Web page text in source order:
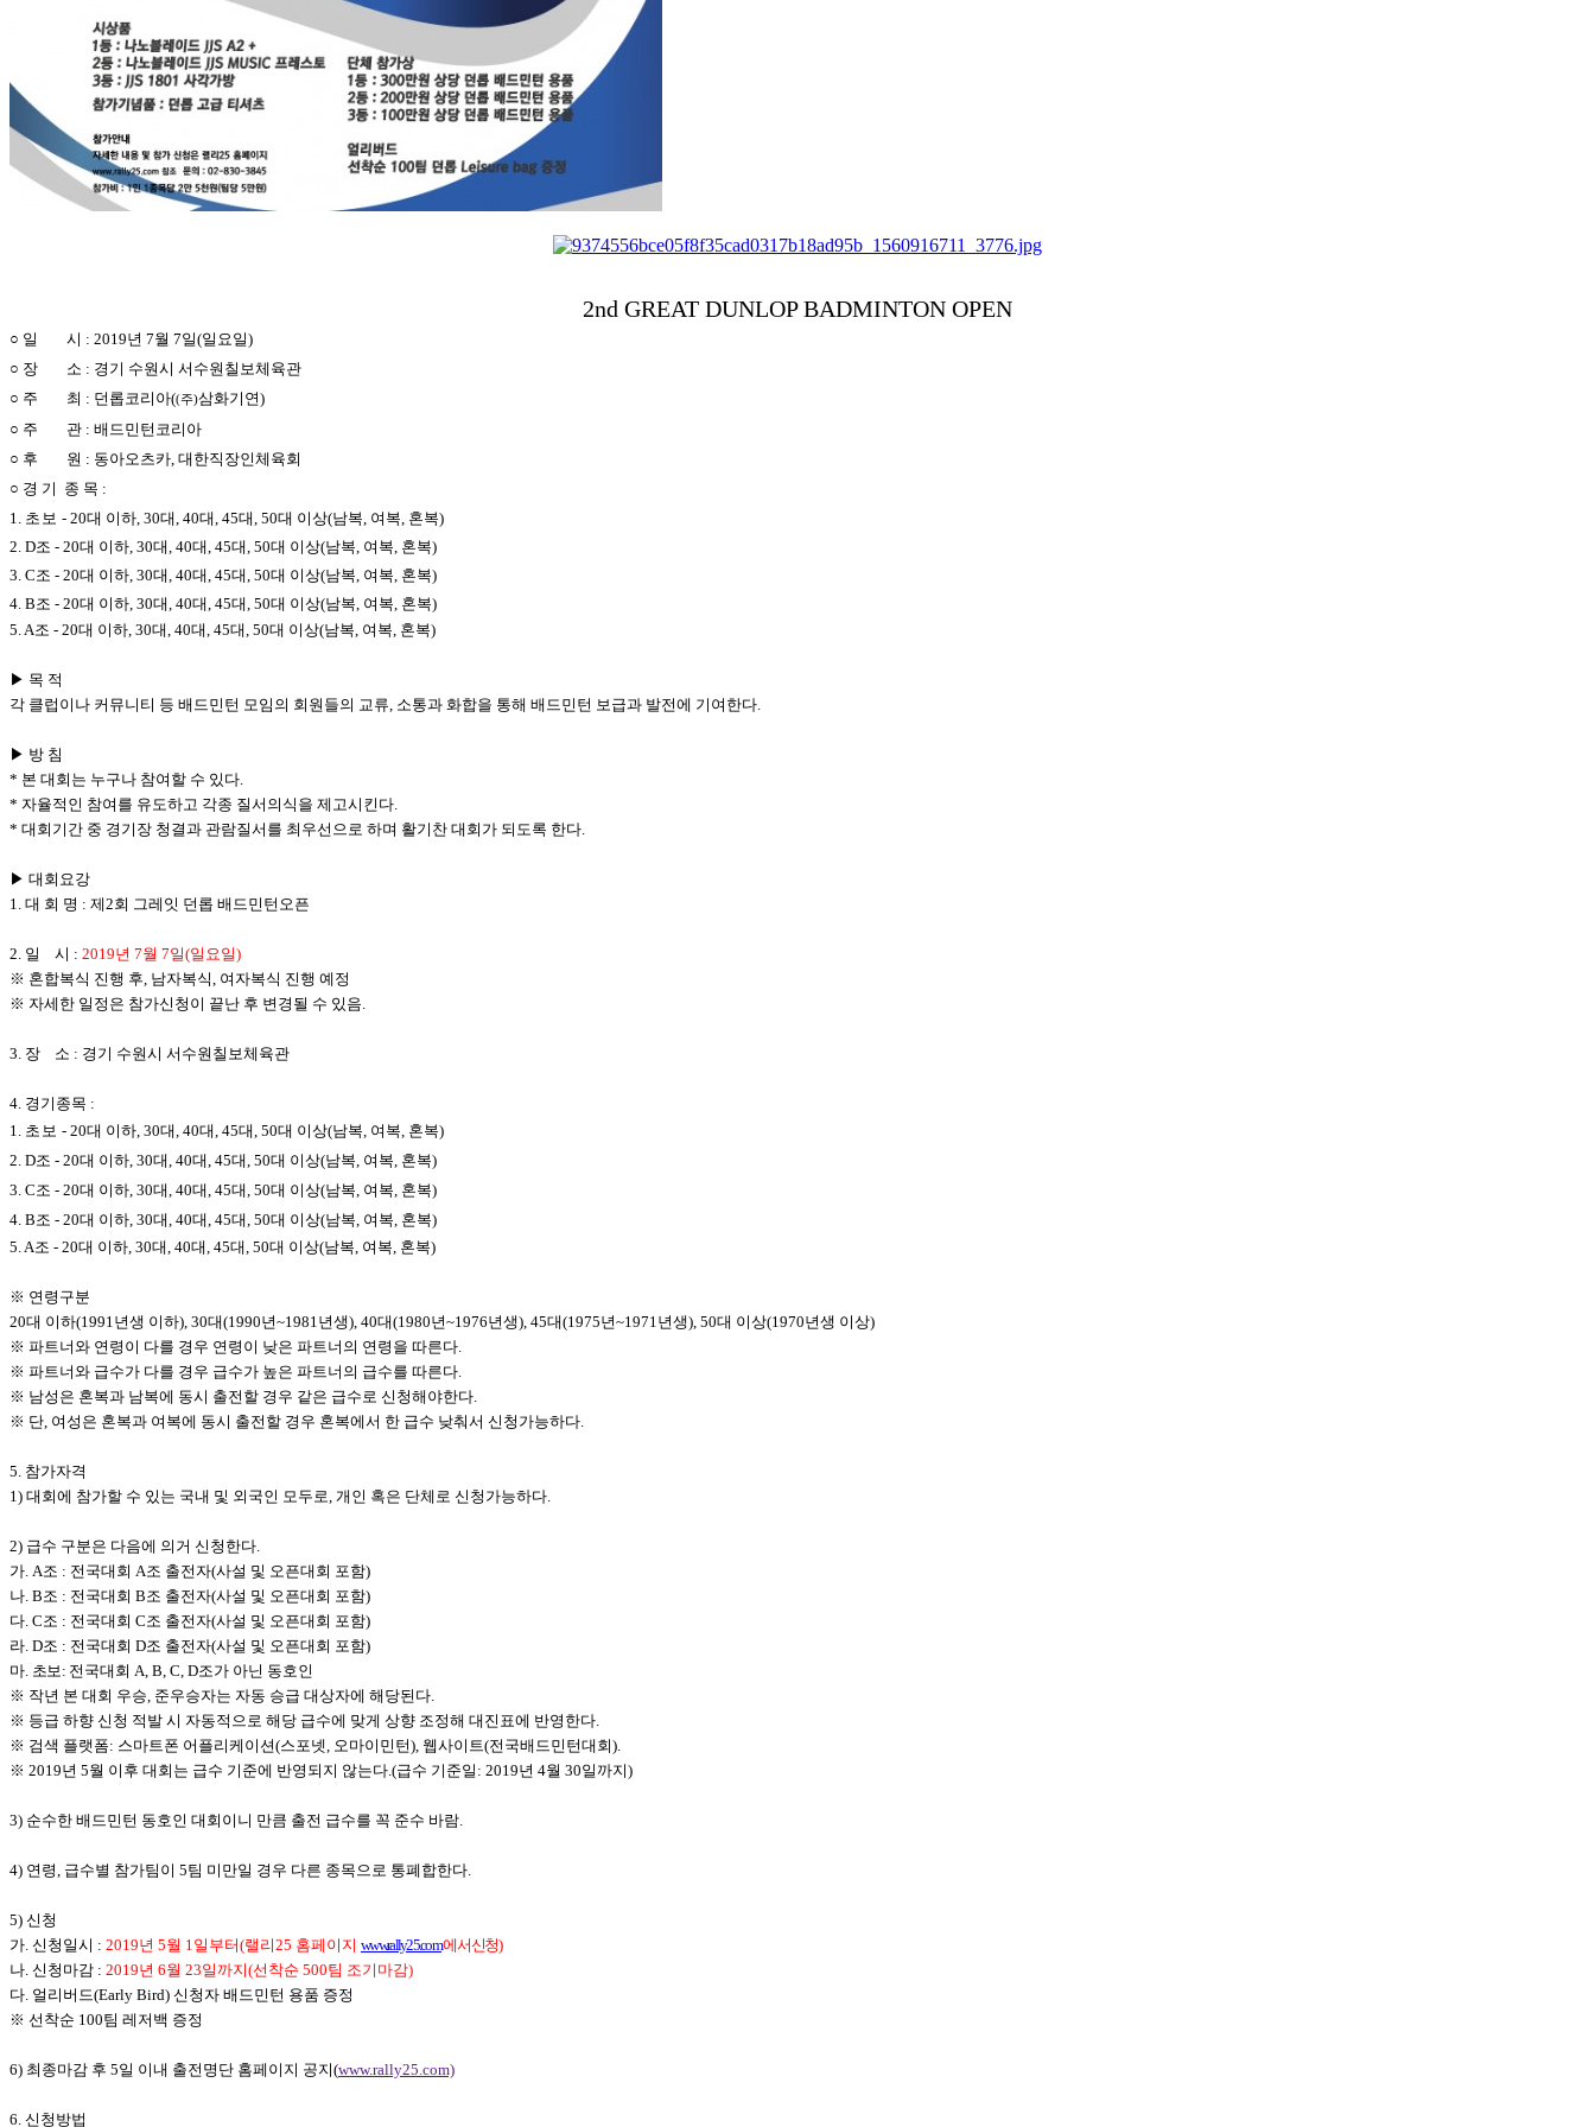
2nd GREAT DUNLOP BADMINTON OPEN
○ 일 시 : 2019년 7월 7일(일요일)
○ 장 소 : 경기 수원시 서수원칠보체육관
○ 주 최 : 던롭코리 아((주)삼화기연)
○ 주 관 : 배드민턴코리아
○ 후 원 : 동아오츠카, 대한직장인체육회
○ 경 기 종 목 :
1. 초보 - 20대 이하, 30대, 40대, 45대, 50대 이상(남복, 여복, 혼복)
2. D조 - 20대 이하, 30대, 40대, 45대, 50대 이상(남복, 여복, 혼복)
3. C조 - 20대 이하, 30대, 40대, 45대, 50대 이상(남복, 여복, 혼복)
4. B조 - 20대 이하, 30대, 40대, 45대, 50대 이상(남복, 여복, 혼복)
5. A조 - 20대 이하, 30대, 40대, 45대, 50대 이상(남복, 여복, 혼복)
▶ 목 적
각 클럽이나 커뮤니티 등 배드민턴 모임의 회원들의 교류, 소통과 화합을 통해 배드민턴 보급과 발전에 기여한다.
▶ 방 침
* 본 대회는 누구나 참여할 수 있다.
* 자율적인 참여를 유도하고 각종 질서의식을 제고시킨다.
* 대회기간 중 경기장 청결과 관람질서를 최우선으로 하며 활기찬 대회가 되도록 한다.
▶ 대회요강
1. 대 회 명 : 제2회 그레잇 던롭 배드민턴오픈
2. 일 시 : 2019년 7월 7일(일요일)
※ 혼합복식 진행 후, 남자복식, 여자복식 진행 예정
※ 자세한 일정은 참가신청이 끝난 후 변경될 수 있음.
3. 장 소 : 경기 수원시 서수원칠보체육관
4. 경기종목 :
1. 초보 - 20대 이하, 30대, 40대, 45대, 50대 이상(남복, 여복, 혼복)
2. D조 - 20대 이하, 30대, 40대, 45대, 50대 이상(남복, 여복, 혼복)
3. C조 - 20대 이하, 30대, 40대, 45대, 50대 이상(남복, 여복, 혼복)
4. B조 - 20대 이하, 30대, 40대, 45대, 50대 이상(남복, 여복, 혼복)
5. A조 - 20대 이하, 30대, 40대, 45대, 50대 이상(남복, 여복, 혼복)
※ 연령구분
20대 이하(1991년생 이하), 30대(1990년~1981년생), 40대(1980년~1976년생), 45대(1975년~1971년생), 50대 이상(1970년생 이상)
※ 파트너와 연령이 다를 경우 연령이 낮은 파트너의 연령을 따른다.
※ 파트너와 급수가 다를 경우 급수가 높은 파트너의 급수를 따른다.
※ 남성은 혼복과 남복에 동시 출전할 경우 같은 급수로 신청해야한다.
※ 단, 여성은 혼복과 여복에 동시 출전할 경우 혼복에서 한 급수 낮춰서 신청가능하다.
5. 참가자격
1) 대회에 참가할 수 있는 국내 및 외국인 모두로, 개인 혹은 단체로 신청가능하다.
2) 급수 구분은 다음에 의거 신청한다.
가. A조 : 전국대회 A조 출전자(사설 및 오픈대회 포함)
나. B조 : 전국대회 B조 출전자(사설 및 오픈대회 포함)
다. C조 : 전국대회 C조 출전자(사설 및 오픈대회 포함)
라. D조 : 전국대회 D조 출전자(사설 및 오픈대회 포함)
마. 초보 :전국대회 A, B, C, D조가 아닌 동호인
※ 작년 본 대회 우승, 준우승자는 자동 승급 대상자에 해당된다.
※ 등급 하향 신청 적발 시 자동적으로 해당 급수에 맞게 상향 조정해 대진표에 반영한다.
※ 검색 플랫폼: 스마트폰 어플리케이션(스포넷, 오마이민턴), 웹사이트(전국배드민턴대회).
※ 2019년 5월 이후 대회는 급수 기준에 반영되지 않는다.(급수 기준일: 2019년 4월 30일까지)
3) 순수한 배드민턴 동호인 대회이니 만큼 출전 급수를 꼭 준수 바람.
4) 연령, 급수별 참가팀이 5팀 미만일 경우 다른 종목으로 통폐합한다.
5) 신청
가. 신청일시 : 2019년 5월 1일부터(랠리25 홈페이지 www.rally25.com에서 신청)
나. 신청마감 : 2019년 6월 23일까지(선착순 500팀 조기마감)
다. 얼리버드(Early Bird) 신청자 배드민턴 용품 증정
※ 선착순 100팀 레저백 증정
6) 최종마감 후 5일 이내 출전명단 홈페이지 공지(www.rally25.com)
6. 신청방법